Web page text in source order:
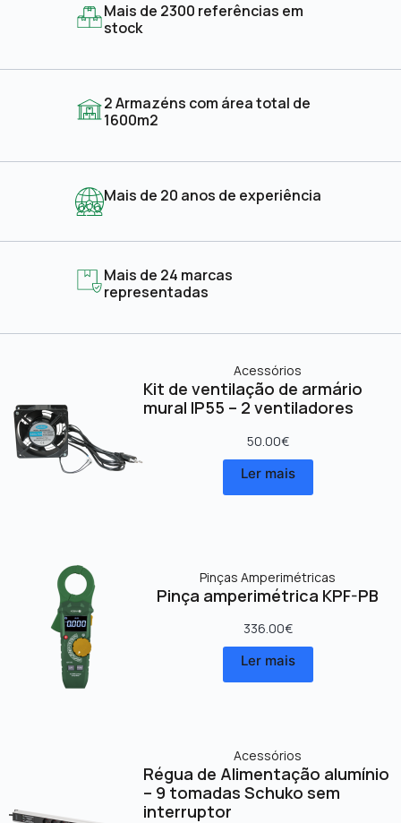
Mais de 2300 referências em
stock
2 Armazéns com área total de
1600m2
Mais de 20 anos de experiência
Mais de 24 marcas
representadas
Acessórios
Kit de ventilação de armário
mural IP55 – 2 ventiladores
50.00€
Ler mais
Pinças Amperimétricas
Pinça amperimétrica KPF-PB
336.00€
Ler mais
Acessórios
Régua de Alimentação alumínio
– 9 tomadas Schuko sem
interruptor